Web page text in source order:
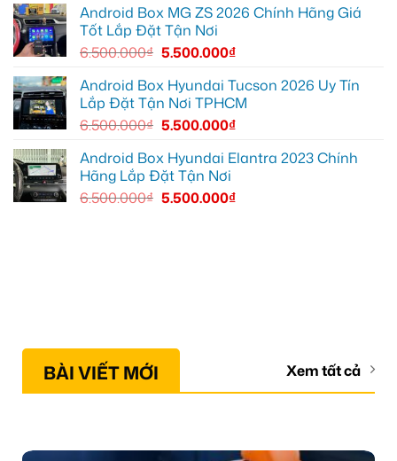
YouTube
tiện
lợi
hơn
Android Box MG ZS 2026 Chính Hãng Giá
Tốt Lắp Đặt Tận Nơi
6.500.000₫ 5.500.000₫
Android Box Hyundai Tucson 2026 Uy Tín
Lắp Đặt Tận Nơi TPHCM
6.500.000₫ 5.500.000₫
Android Box Hyundai Elantra 2023 Chính
Hãng Lắp Đặt Tận Nơi
6.500.000₫ 5.500.000₫
BÀI VIẾT MỚI Xem tất cả